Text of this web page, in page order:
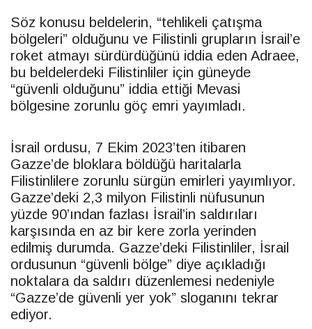
Söz konusu beldelerin, “tehlikeli çatışma
bölgeleri” olduğunu ve Filistinli grupların İsrail’e
roket atmayı sürdürdüğünü iddia eden Adraee,
bu beldelerdeki Filistinliler için güneyde
“güvenli olduğunu” iddia ettiği Mevasi
bölgesine zorunlu göç emri yayımladı.
İsrail ordusu, 7 Ekim 2023’ten itibaren
Gazze’de bloklara böldüğü haritalarla
Filistinlilere zorunlu sürgün emirleri yayımlıyor.
Gazze’deki 2,3 milyon Filistinli nüfusunun
yüzde 90’ından fazlası İsrail’in saldırıları
karşısında en az bir kere zorla yerinden
edilmiş durumda. Gazze’deki Filistinliler, İsrail
ordusunun “güvenli bölge” diye açıkladığı
noktalara da saldırı düzenlemesi nedeniyle
“Gazze’de güvenli yer yok” sloganını tekrar
ediyor.